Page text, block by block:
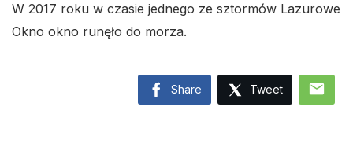
W 2017 roku w czasie jednego ze sztormów Lazurowe
Okno okno runęło do morza.
Share Tweet mail